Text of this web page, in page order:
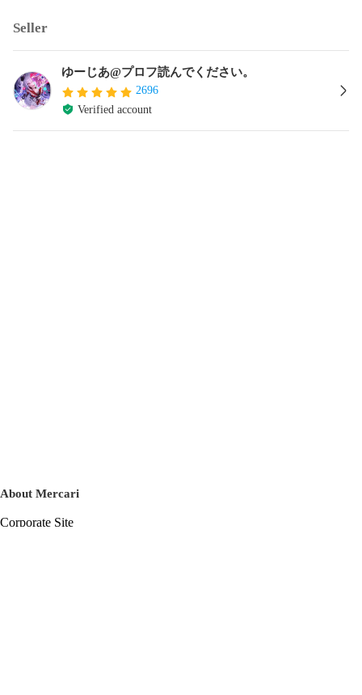
Seller
ゆーじあ@プロフ読んでください。
2696
Verified account
About Mercari
Corporate Site